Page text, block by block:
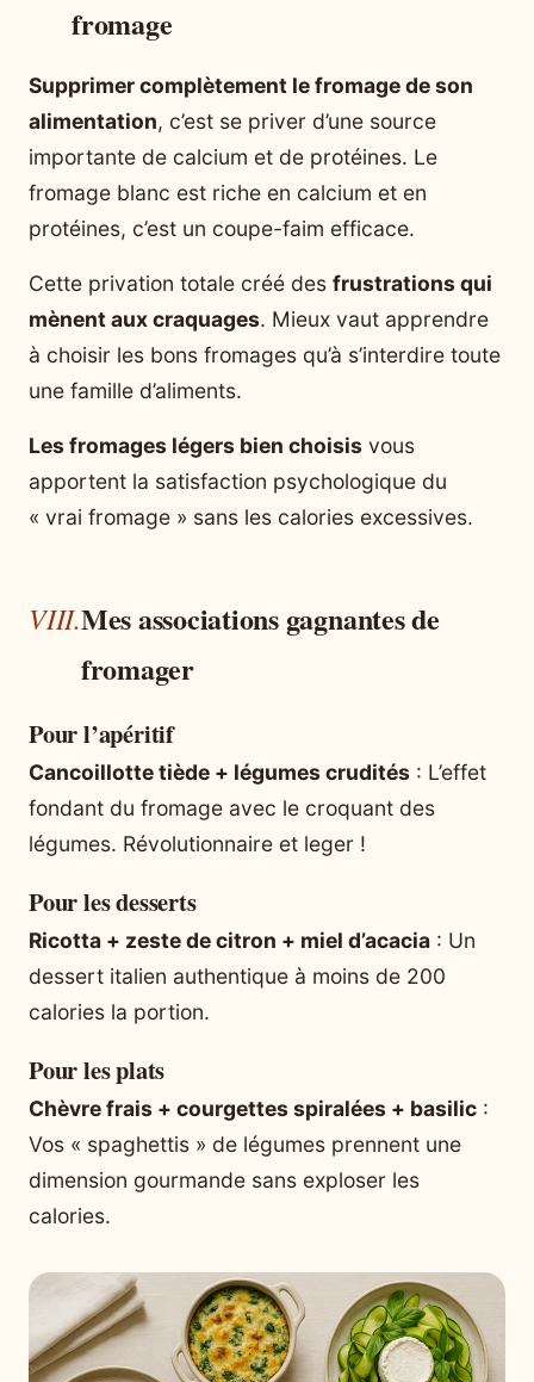
fromage
Supprimer complètement le fromage de son
alimentation, c’est se priver d’une source
importante de calcium et de protéines. Le
fromage blanc est riche en calcium et en
protéines, c’est un coupe-faim efficace.
Cette privation totale créé des frustrations qui
mènent aux craquages. Mieux vaut apprendre
à choisir les bons fromages qu’à s’interdire toute
une famille d’aliments.
Les fromages légers bien choisis vous
apportent la satisfaction psychologique du
« vrai fromage » sans les calories excessives.
Mes associations gagnantes de
fromager
Pour l’apéritif
Cancoillotte tiède + légumes crudités : L’effet
fondant du fromage avec le croquant des
légumes. Révolutionnaire et leger !
Pour les desserts
Ricotta + zeste de citron + miel d’acacia : Un
dessert italien authentique à moins de 200
calories la portion.
Pour les plats
Chèvre frais + courgettes spiralées + basilic :
Vos « spaghettis » de légumes prennent une
dimension gourmande sans exploser les
calories.